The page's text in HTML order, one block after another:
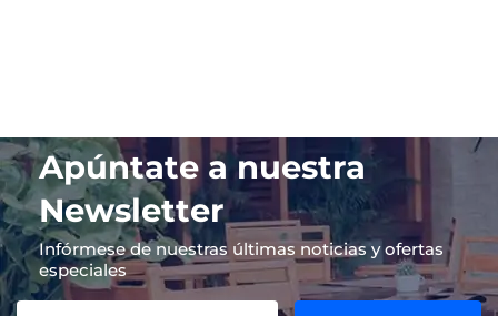
Apúntate a nuestra
Newsletter
Infórmese de nuestras últimas noticias y ofertas
especiales